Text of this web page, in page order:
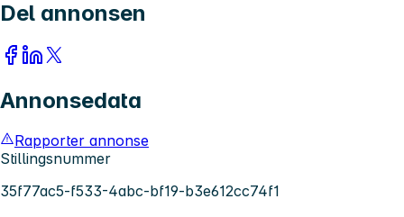
Del annonsen
Annonsedata
Rapporter annonse
Stillingsnummer
35f77ac5-f533-4abc-bf19-b3e612cc74f1